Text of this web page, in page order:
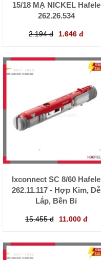
15/18 MẠ NICKEL Hafele
262.26.534
2.194 đ 1.646 đ
Ixconnect SC 8/60 Hafele
262.11.117 - Hợp Kim, Dễ
Lắp, Bền Bỉ
15.455 đ 11.000 đ